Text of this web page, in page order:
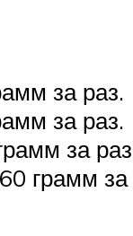
за раз.
за раз.
за
грамм за